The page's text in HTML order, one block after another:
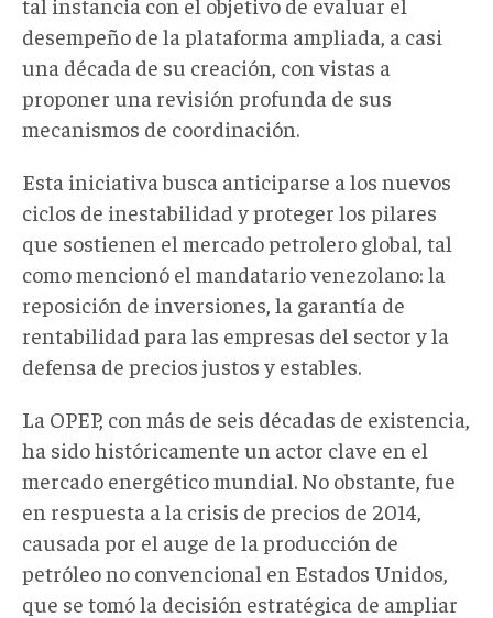
desempeño de la plataforma ampliada, a casi
una década de su creación, con vistas a
proponer una revisión profunda de sus
mecanismos de coordinación.
Esta iniciativa busca anticiparse a los nuevos
ciclos de inestabilidad y proteger los pilares
que sostienen el mercado petrolero global , tal
como mencionó el mandatario venezolano: la
reposición de inversiones, la garantía de
rentabilidad para las empresas del sector y la
defensa de precios justos y estables.
La OPEP, con más de seis décadas de existencia,
ha sido históricamente un actor clave en el
mercado energético mundial. No obstante, fue
en respuesta a la crisis de precios de 2014,
causada por el auge de la producción de
petróleo no convencional en Estados Unidos,
que se tomó la decisión estratégica de ampliar